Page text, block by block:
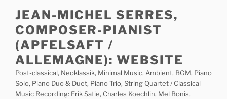
content
JEAN-MICHEL SERRES,
COMPOSER-PIANIST
(APFELSAFT /
ALLEMAGNE): WEBSITE
Post-classical, Neoklassik, Minimal Music, Ambient, BGM, Piano
Solo, Piano Duo & Duet, Piano Trio, String Quartet / Classical
Music Recording: Erik Satie, Charles Koechlin, Mel Bonis,